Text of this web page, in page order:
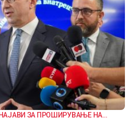
ЗА ПРОШИРУВАЊЕ НА